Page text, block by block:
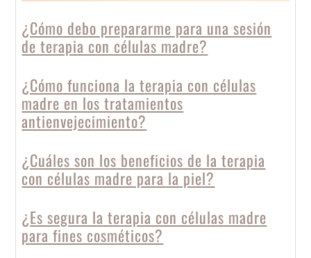
¿Cómo debo prepararme para una sesión
de terapia con células madre?
¿Cómo funciona la terapia con células
madre en los tratamientos
antienvejecimiento?
¿Cuáles son los beneficios de la terapia
con células madre para la piel?
¿Es segura la terapia con células madre
para fines cosméticos?